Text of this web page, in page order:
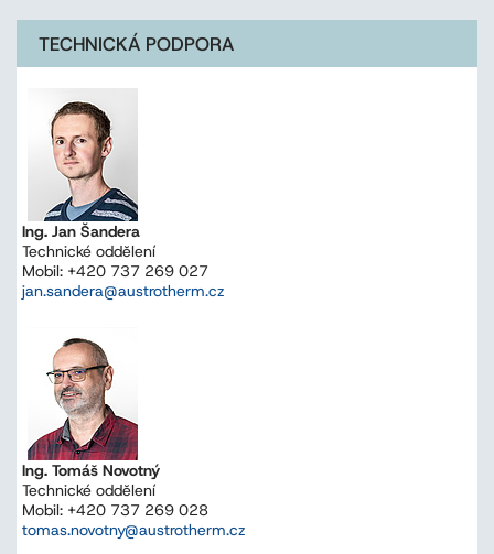
TECHNICKÁ PODPORA
Ing. Jan Šandera
Technické oddělení
Mobil: +420 737 269 027
jan.sandera@austrotherm.cz
Ing. Tomáš Novotný
Technické oddělení
Mobil: +420 737 269 028
tomas.novotny@austrotherm.cz